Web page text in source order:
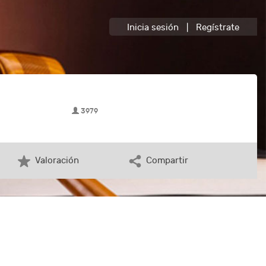
Inicia sesión Regístrate
3979
Valoración Compartir